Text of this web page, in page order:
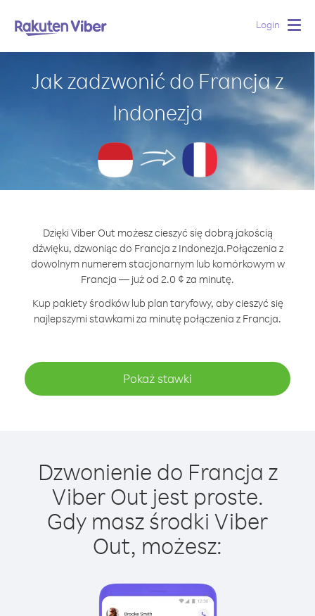
Login
Jak zadzwonić do Francja z
Indonezja
Dzięki Viber Out możesz cieszyć się dobrą jakością
dźwięku, dzwoniąc do Francja z Indonezja.Połączenia z
dowolnym numerem stacjonarnym lub komórkowym w
Francja — już od 2.0 ¢ za minutę.
Kup pakiety środków lub plan taryfowy, aby cieszyć się
najlepszymi stawkami za minutę połączenia z Francja.
Pokaż stawki
Dzwonienie do Francja z
Viber Out jest proste.
Gdy masz środki Viber
Out, możesz: